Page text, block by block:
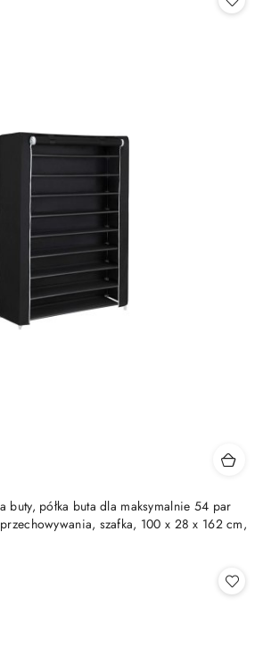
buty, półka buta dla maksymalnie 54 par
szafka, 100 x 28 x 162 cm,